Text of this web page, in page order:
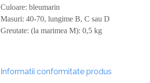
Culoare: bleumarin
Masuri: 40-70, lungime B, C sau D
Greutate: (la marimea M): 0,5 kg
Informatii conformitate produs